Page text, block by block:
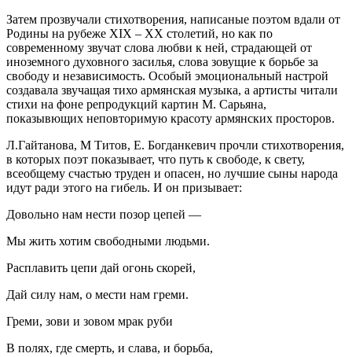
Затем прозвучали стихотворения, написаные поэтом вдали от
Родины на рубеже XIX – XX столетий, но как по
современному звучат слова любви к ней, страдающей от
иноземного духовного засилья, слова зовущие к борьбе за
свободу и независимость. Особый эмоциональный настрой
создавала звучащая тихо армянская музыка, а артисты читали
стихи на фоне репродукций картин М. Сарьяна,
показывющих неповторимую красоту армянских просторов.
Л.Гайтанова, М Титов, Е. Богданкевич прочли стихотворения,
в которых поэт показывает, что путь к свободе, к свету,
всеобщему счастью труден и опасен, но лучшие сыны народа
идут ради этого на гибель. И он призывает:
Довольно нам нести позор цепей —
Мы жить хотим свободными людьми.
Расплавить цепи дай огонь скорей,
Дай силу нам, о мести нам греми.
Греми, зови и зовом мрак руби
В полях, где смерть, и слава, и борьба,